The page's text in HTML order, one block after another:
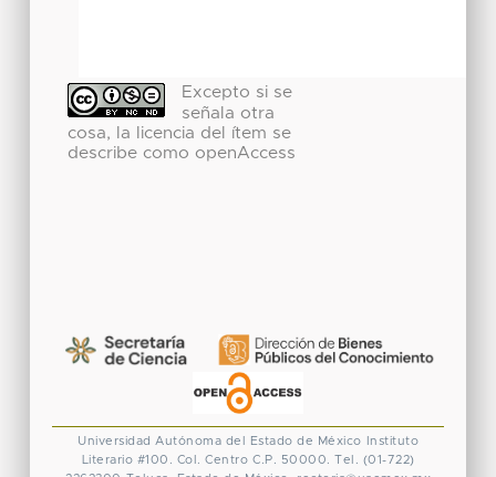
Excepto si se
señala otra
cosa, la licencia del ítem se
describe como openAccess
Universidad Autónoma del Estado de México
Instituto
Literario #100. Col. Centro C.P. 50000. Tel. (01-722)